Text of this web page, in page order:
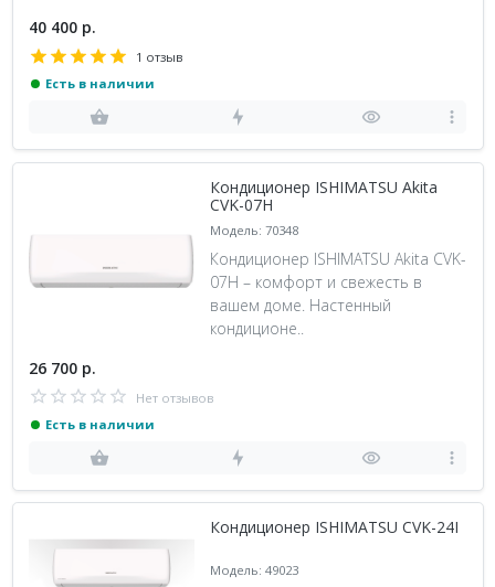
40 400 р.
1 отзыв
Есть в наличии
Кондиционер ISHIMATSU Akita
CVK-07H
Модель: 70348
Кондиционер ISHIMATSU Akita CVK-
07H – комфорт и свежесть в
вашем доме. Настенный
кондиционе..
26 700 р.
Нет отзывов
Есть в наличии
Кондиционер ISHIMATSU CVK-24I
Модель: 49023